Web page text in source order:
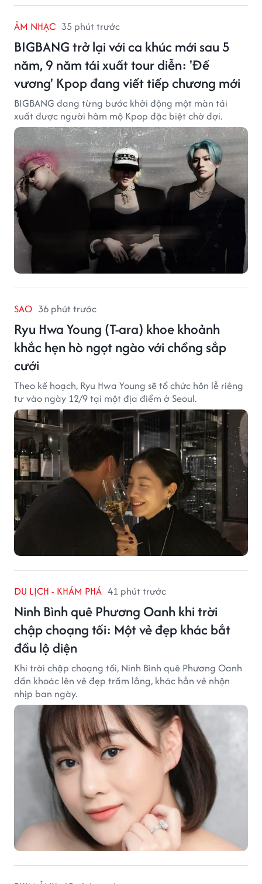
ÂM NHẠC 35 phút trước
BIGBANG trở lại với ca khúc mới sau 5
năm, 9 năm tái xuất tour diễn: 'Đế
vương' Kpop đang viết tiếp chương mới
BIGBANG đang từng bước khởi động một màn tái
xuất được người hâm mộ Kpop đặc biệt chờ đợi.
SAO 36 phút trước
Ryu Hwa Young (T-ara) khoe khoảnh
khắc hẹn hò ngọt ngào với chồng sắp
cưới
Theo kế hoạch, Ryu Hwa Young sẽ tổ chức hôn lễ riêng
tư vào ngày 12/9 tại một địa điểm ở Seoul.
DU LỊCH - KHÁM PHÁ 41 phút trước
Ninh Bình quê Phương Oanh khi trời
chập choạng tối: Một vẻ đẹp khác bắt
đầu lộ diện
Khi trời chập choạng tối, Ninh Bình quê Phương Oanh
dần khoác lên vẻ đẹp trầm lắng, khác hẳn vẻ nhộn
nhịp ban ngày.